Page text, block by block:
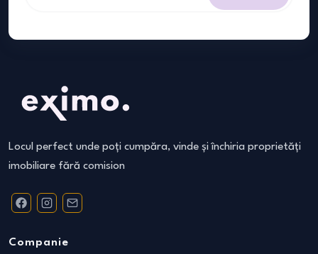
Locul perfect unde poți cumpăra, vinde și închiria proprietăți
imobiliare fără comision
Companie